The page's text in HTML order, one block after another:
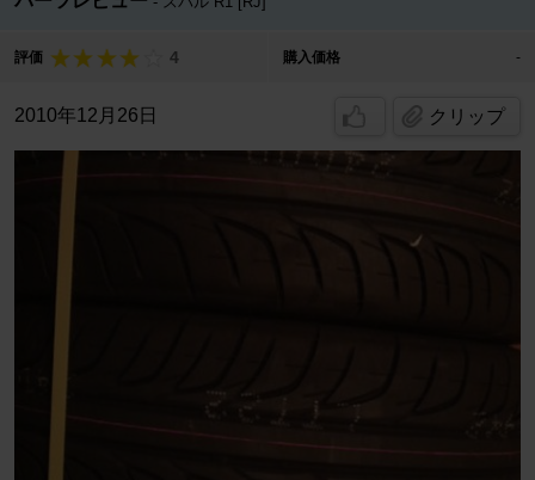
評価 4 購入価格 -
2010年12月26日 クリップ